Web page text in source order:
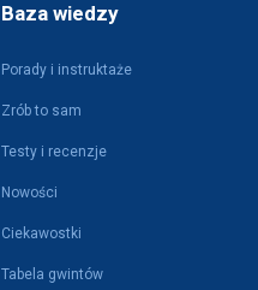
Baza wiedzy
Porady i instruktaże
Zrób to sam
Testy i recenzje
Nowości
Ciekawostki
Tabela gwintów